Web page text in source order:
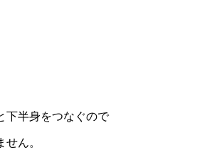
下半身をつなぐので
ん。